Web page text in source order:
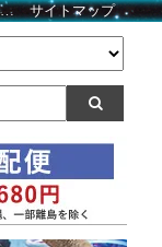
いきもの大図鑑アドバンス カメ02 磁石付き石型ディスプレイスタンドセット 全4種フルセット BC01644 ｜ いきもの 関連商品 ｜ガシャポン,フィギュア,トミカ,食玩,販売,通販,大阪,日本橋, 『Toy's Zero』 トイズゼロ サイトマップ